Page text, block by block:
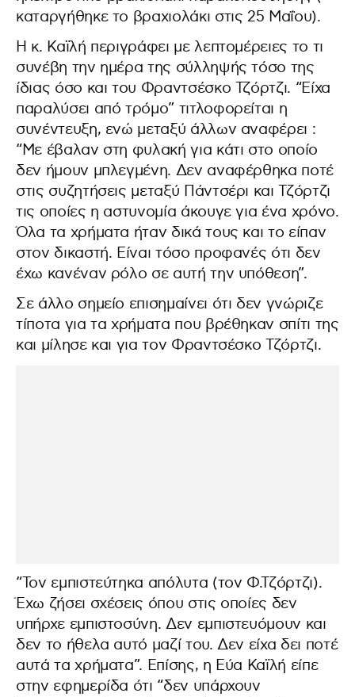
καταργήθηκε το βραχιολάκι στις 25 Μαΐου).
Η κ. Καϊλή περιγράφει με λεπτομέρειες το τι
συνέβη την ημέρα της σύλληψής τόσο της
ίδιας όσο και του Φραντσέσκο Τζόρτζι. “Είχα
παραλύσει από τρόμο” τιτλοφορείται η
συνέντευξη, ενώ μεταξύ άλλων αναφέρει :
“Με έβαλαν στη φυλακή για κάτι στο οποίο
δεν ήμουν μπλεγμένη. Δεν αναφέρθηκα ποτέ
στις συζητήσεις μεταξύ Πάντσέρι και Τζόρτζι
τις οποίες η αστυνομία άκουγε για ένα χρόνο.
Όλα τα χρήματα ήταν δικά τους και το είπαν
στον δικαστή. Είναι τόσο προφανές ότι δεν
έχω κανέναν ρόλο σε αυτή την υπόθεση”.
Σε άλλο σημείο επισημαίνει ότι δεν γνώριζε
τίποτα για τα χρήματα που βρέθηκαν σπίτι της
και μίλησε και για τον Φραντσέσκο Τζόρτζι.
“Τον εμπιστεύτηκα απόλυτα (τον Φ.Τζόρτζι).
Έχω ζήσει σχέσεις όπου στις οποίες δεν
υπήρχε εμπιστοσύνη. Δεν εμπιστευόμουν και
δεν το ήθελα αυτό μαζί του. Δεν είχα δει ποτέ
αυτά τα χρήματα”. Επίσης, η Εύα Καϊλή είπε
στην εφημερίδα ότι “δεν υπάρχουν